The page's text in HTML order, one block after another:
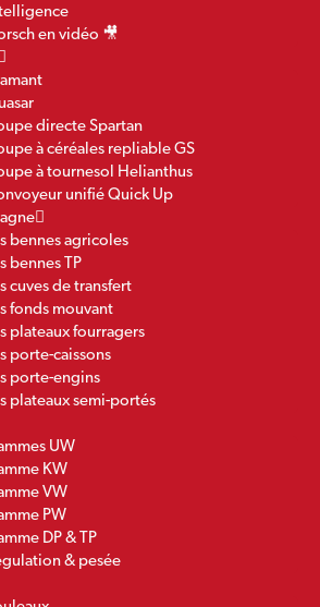
en vidéo 🎥
directe Spartan
à céréales repliable GS
à tournesol Helianthus
unifié Quick Up
bennes agricoles
bennes TP
cuves de transfert
fonds mouvant
plateaux fourragers
porte-caissons
porte-engins
plateaux semi-portés
UW
KW
VW
PW
DP & TP
& pesée